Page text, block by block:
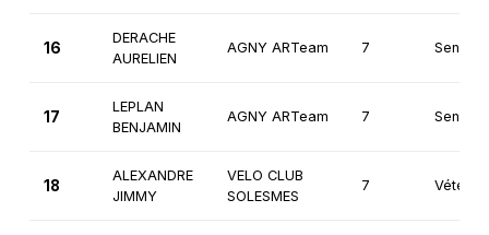
16
DERACHE
AURELIEN
AGNY ARTeam 7 Seniors
17
LEPLAN
BENJAMIN
AGNY ARTeam 7 Seniors
18
ALEXANDRE
JIMMY
VELO CLUB
SOLESMES
7